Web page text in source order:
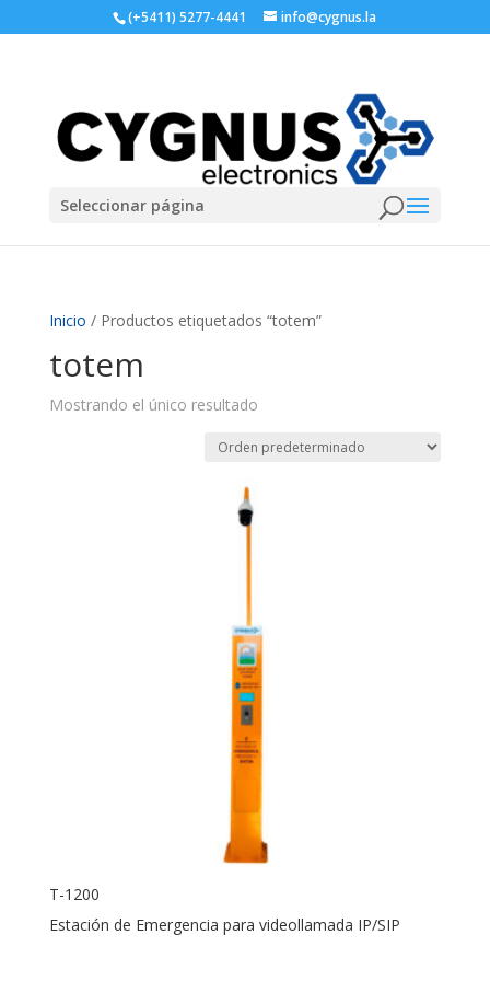
(+5411) 5277-4441 info@cygnus.la
Seleccionar página
Inicio / Productos etiquetados “totem”
totem
Mostrando el único resultado
T-1200
Estación de Emergencia para videollamada IP/SIP